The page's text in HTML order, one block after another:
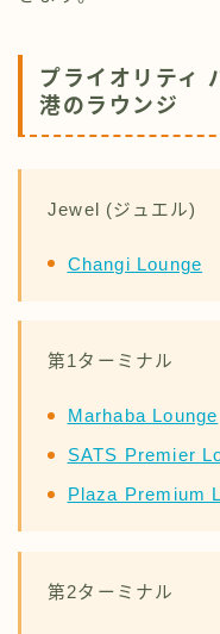
プライオリティ
港のラウンジ
Jewel (ジュエル)
Changi Lounge
第1ターミナル
Marhaba Lounge
SATS Premier
Plaza Premium
第2ターミナル